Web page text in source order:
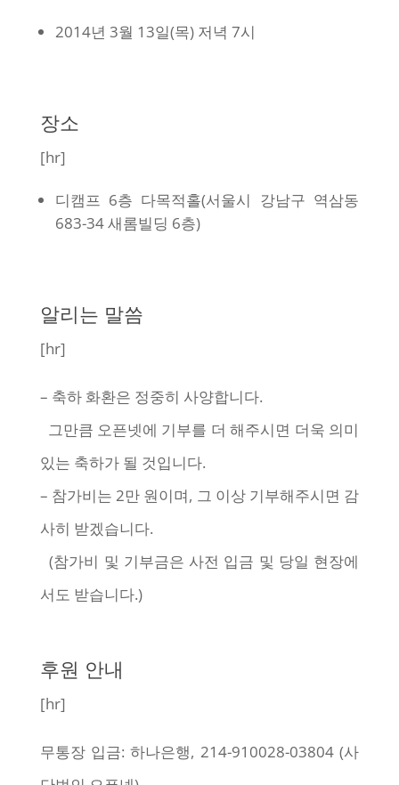
2014년 3월 13일(목) 저녁 7시
장소
[hr]
디캠프 6층 다목적홀(서울시 강남구 역삼동
683-34 새롬빌딩 6층)
알리는 말씀
[hr]
– 축하 화환은 정중히 사양합니다.
그만큼 오픈넷에 기부를 더 해주시면 더욱 의미
있는 축하가 될 것입니다.
– 참가비는 2만 원이며, 그 이상 기부해주시면 감
사히 받겠습니다.
(참가비 및 기부금은 사전 입금 및 당일 현장에
서도 받습니다.)
후원 안내
[hr]
무통장 입금: 하나은행, 214-910028-03804 (사